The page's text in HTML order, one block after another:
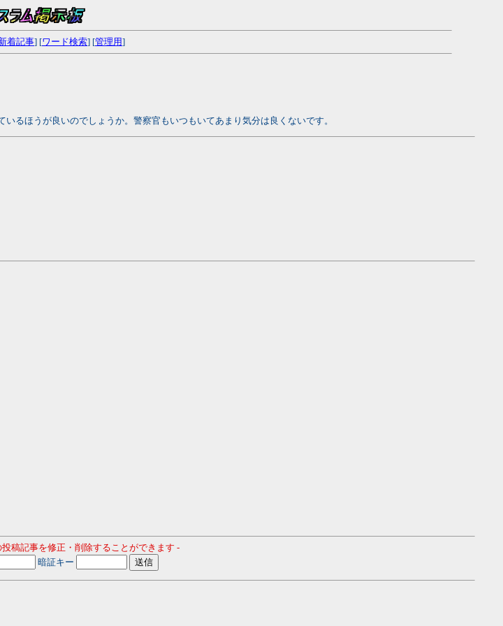
着記事] [ワード検索] [管理用]
るほうが良いのでしょうか。警察官もいつもいてあまり気分は良くないです。
稿記事を修正・削除することができます -
暗証キー